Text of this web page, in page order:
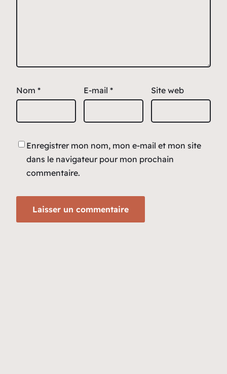
Nom * E-mail * Site web
Enregistrer mon nom, mon e-mail et mon site
dans le navigateur pour mon prochain
commentaire.